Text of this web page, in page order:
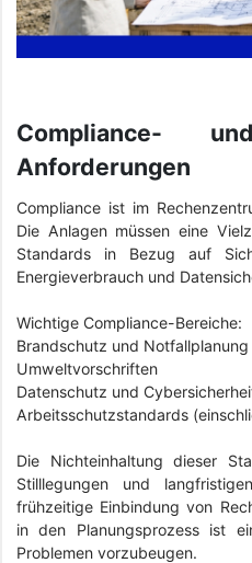
Compliance-
Anforderungen
Compliance ist im
Die Anlagen müssen eine
Standards in Bezug auf
Energieverbrauch und
Wichtige Compliance-Bereiche:
Brandschutz und Notfallplanung
Umweltvorschriften
Datenschutz und
Arbeitsschutzstandards
Die Nichteinhaltung dieser
Stilllegungen und
frühzeitige Einbindung von
in den Planungsprozess ist
Problemen vorzubeugen.